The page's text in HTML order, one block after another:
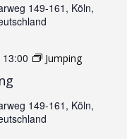
n
s
t
149-161, Köln,
13:00 Jumping
149-161, Köln,